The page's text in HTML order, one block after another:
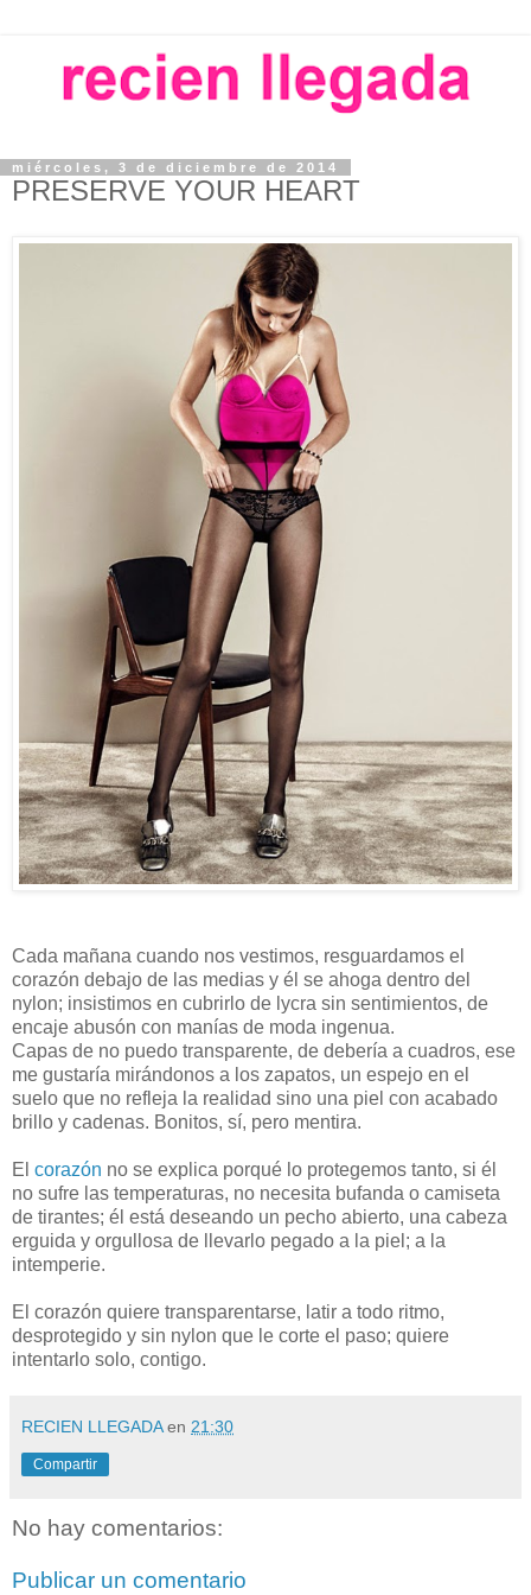
miércoles, 3 de diciembre de 2014
PRESERVE YOUR HEART
Cada mañana cuando nos vestimos, resguardamos el
corazón debajo de las medias y él se ahoga dentro del
nylon; insistimos en cubrirlo de lycra sin sentimientos, de
encaje abusón con manías de moda ingenua.
Capas de no puedo transparente, de debería a cuadros, ese
me gustaría mirándonos a los zapatos, un espejo en el
suelo que no refleja la realidad sino una piel con acabado
brillo y cadenas. Bonitos, sí, pero mentira.
El corazón no se explica porqué lo protegemos tanto, si él
no sufre las temperaturas, no necesita bufanda o camiseta
de tirantes; él está deseando un pecho abierto, una cabeza
erguida y orgullosa de llevarlo pegado a la piel; a la
intemperie.
El corazón quiere transparentarse, latir a todo ritmo,
desprotegido y sin nylon que le corte el paso; quiere
intentarlo solo, contigo.
RECIEN LLEGADA en 21:30
Compartir
No hay comentarios:
Publicar un comentario